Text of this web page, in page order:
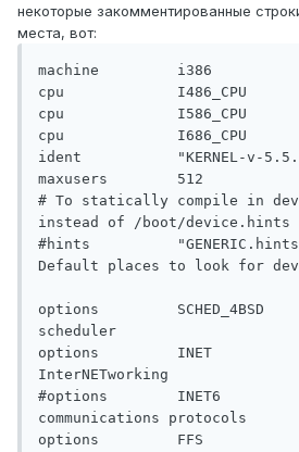
некоторые закомментированные
места, вот:
machine         i386
cpu             I486_CPU
cpu             I586_CPU
cpu             I686_CPU
ident           "KERNEL-v-
maxusers        512
# To statically compile in
instead of /boot/device.hints
#hints
Default places to look for
options         SCHED_4BSD
scheduler
options         INET
InterNETworking
#options        INET6
communications protocols
options         FFS